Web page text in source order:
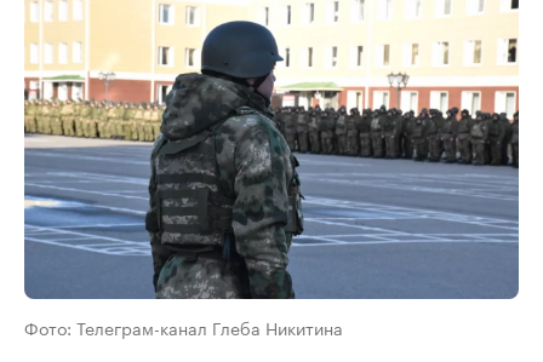
Фото: Телеграм-канал Глеба Никитина